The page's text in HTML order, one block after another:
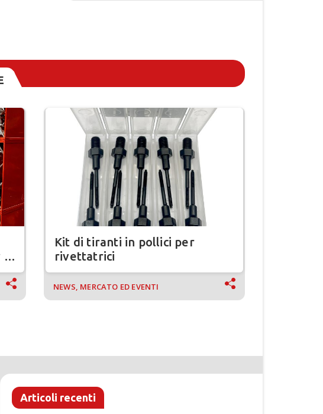
di
Kit di tiranti in pollici per
rivettatrici
NEWS, MERCATO ED EVENTI
Articoli recenti